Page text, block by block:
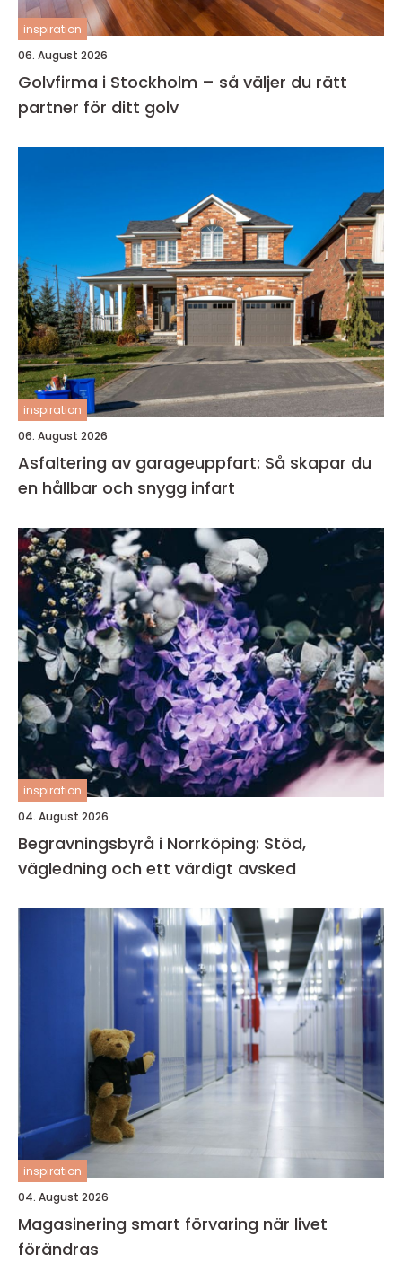
inspiration
06. August 2026
Golvfirma i Stockholm – så väljer du rätt
partner för ditt golv
inspiration
06. August 2026
Asfaltering av garageuppfart: Så skapar du
en hållbar och snygg infart
inspiration
04. August 2026
Begravningsbyrå i Norrköping: Stöd,
vägledning och ett värdigt avsked
inspiration
04. August 2026
Magasinering smart förvaring när livet
förändras